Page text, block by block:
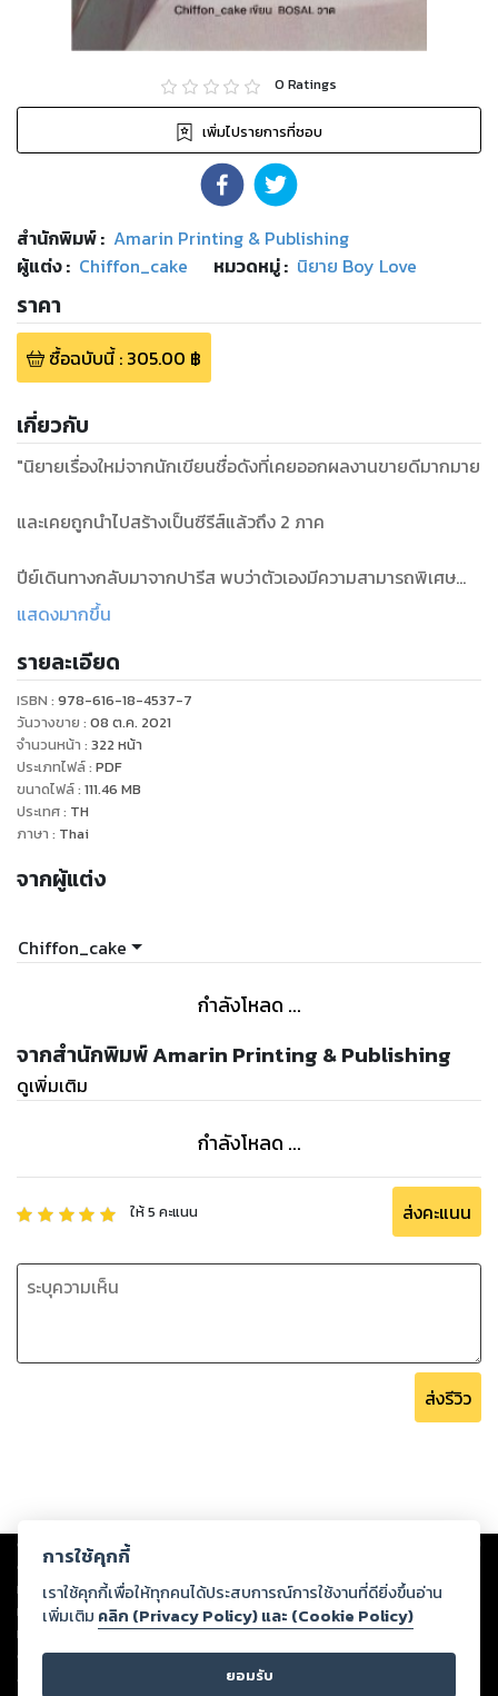
0 Ratings
เพิ่มไปรายการที่ชอบ
สำนักพิมพ์: Amarin Printing & Publishing
ผู้แต่ง : Chiffon_cake หมวดหมู่: นิยาย Boy Love
ราคา
ซื้อฉบับนี้: 305.00 ฿
เกี่ยวกับ
"นิยายเรื่องใหม่จากนักเขียนชื่อดังที่เคยออกผลงานขายดีมากมาย
และเคยถูกนำไปสร้างเป็นซีรีส์แล้วถึง 2 ภาค
ปีย์เดินทางกลับมาจากปารีส พบว่าตัวเองมีความสามารถพิเศษ
บางอย่างที่สามารถเข้าไปอยู่ในรูปภาพของ ไคท์ เพื่อนสนิทของตัว
ไม่ติดได้ โดยภาพนั้นเป็นภาพในห้องนอนของไคท์ซึ่งเป็นรูปของ
ตัวเขาเอง แล้วทำไมไคท์ถึงมีรูปของเขาอยู่ในห้องนอน หรือความ
สัมพันธ์เพื่อนสนิทคนนี้ของปีย์จะมีเรื่องราวบางอย่างซ่อนอยู่ ทั้งๆ
ที่ตอนนี้ปีย์เองก็มีแฟนสุดที่รักอยู่แล้วด้วย เรื่องราวจะเป็นอย่างไร
ต่อไป เพื่อนสนิทคนนี้จะถูกปัดไปเป็นแค่คนรู้จักหรือมากกว่านั้น
หรือไม่ ต้องติดตาม
"
แสดงมากขึ้น
รายละเอียด
ISBN : 978-616-18-4537-7
วันวางขาย : 08 ต.ค. 2021
จำนวนหน้า : 322 หน้า
ประเภทไฟล์: PDF
ขนาดไฟล์: 111.46 MB
ประเทศ: TH
ภาษา : Thai
จากผู้แต่ง
Chiffon_cake
กำลังโหลด ...
จากสำนักพิมพ์ Amarin Printing & Publishing
ดูเพิ่มเติม
กำลังโหลด ...
ให้5 คะแนน ส่งคะแนน
ส่งรีวิว
Copyright © 2026
ต่อผลงานหรือเนื้อหาใดที่อัปโหลดผ่านเว็บไซต์และปรากฏว่าละเมิดสิทธิใน
ทรัพย์สินทางปัญญาของบุคคลอื่นหรือขัดต่อกฎหมายและศีลธรรม ดังนั้น ผู้อ่าน
ทุกท่านโปรดใช้วิจารณญาณในการกลั่นกรองด้วยตนเอง และหากท่านพบว่าส่วน
หนึ่งส่วนใดขัดต่อกฎหมายและศีลธรรม กรุณาแจ้งมายังบริษัท เพื่อทีมงานจะได้
ดำเนินการในทันที ทั้งนี้ ทางสตอรี่ล็อกขอสงวนลิขสิทธิ์ตามพระราชบัญญัติ
ลิขสิทธิ์ พ.ศ. 2537 (ฉบับล่าสุด)
การใช้คุกกี้
เราใช้คุกกี้เพื่อให้ทุกคนได้ประสบการณ์การใช้งานที่ดียิ่งขึ้นอ่าน
เพิ่มเติม คลิก (Privacy Policy) และ (Cookie Policy)
ยอมรับ